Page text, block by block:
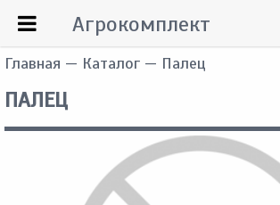
Главная — Каталог — Палец
ПАЛЕЦ
Агрокомплект